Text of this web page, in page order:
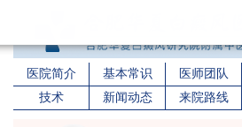
医院简介 基本常识
医师团队
技术
新闻动态 来院路线